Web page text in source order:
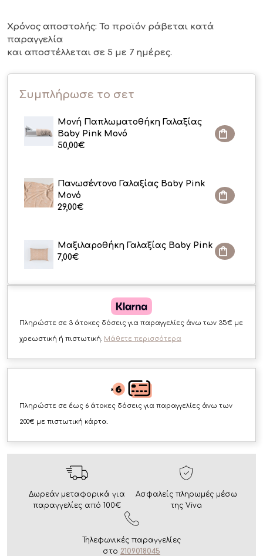
Χρόνος αποστολής: Το προϊόν ράβεται κατά
παραγγελία
και αποστέλλεται σε 5 με 7 ημέρες.
Συμπλήρωσε το σετ
Μονή Παπλωματοθήκη Γαλαξίας
Baby Pink Μονό
50,00€
Πανωσέντονο Γαλαξίας Baby Pink
Μονό
29,00€
Μαξιλαροθήκη Γαλαξίας Baby Pink
7,00€
Πληρώστε σε 3 άτοκες δόσεις για παραγγελίες άνω των 35€ με
χρεωστική ή πιστωτική. Μάθετε περισσότερα
Πληρώστε σε έως 6 άτοκες δόσεις για παραγγελίες άνω των
200€ με πιστωτική κάρτα.
Δωρεάν μεταφορικά για
παραγγελίες από 100€
Ασφαλείς πληρωμές μέσω
της Viva
Τηλεφωνικές παραγγελίες
στο 2109018045